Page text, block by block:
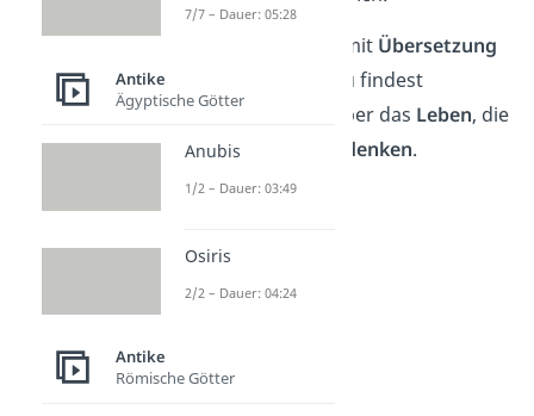
Mehr Latein Sprüche mit Übersetzung
zeigen wir dir jetzt! Du findest
lateinische Sprüche über das Leben, die
Liebeoder zum Nachdenken.
7/7 – Dauer: 05:28
Antike
Ägyptische Götter
Anubis
1/2 – Dauer: 03:49
Osiris
2/2 – Dauer: 04:24
Antike
Römische Götter